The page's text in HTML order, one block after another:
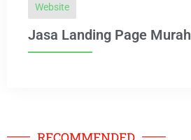
Website
Jasa Landing Page